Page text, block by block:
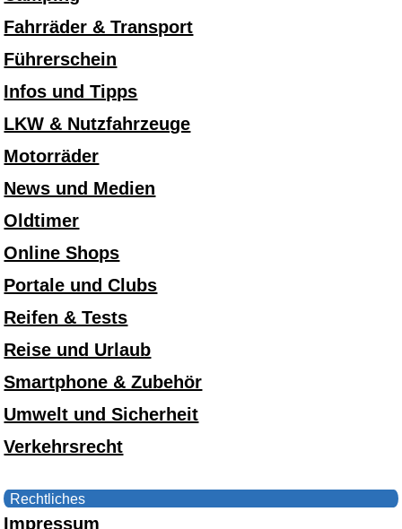
Fahrräder & Transport
Führerschein
Infos und Tipps
LKW & Nutzfahrzeuge
Motorräder
News und Medien
Oldtimer
Online Shops
Portale und Clubs
Reifen & Tests
Reise und Urlaub
Smartphone & Zubehör
Umwelt und Sicherheit
Verkehrsrecht
Rechtliches
Impressum